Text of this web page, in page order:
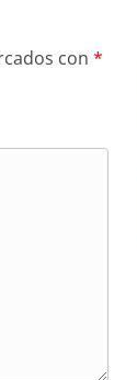
con *